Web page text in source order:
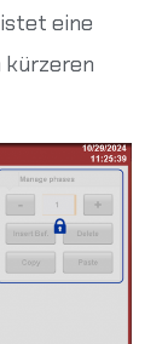
eine
kürzeren